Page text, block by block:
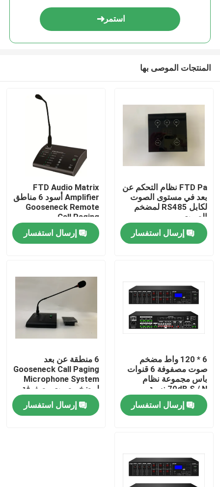
بيت
منتجات
معلومات عنا
جولة في المعمل
رقابة جودة
اتصل بنا
مضخم نظام PA
استمر
المنتجات الموصى بها
FTD Pa نظام التحكم عن
بعد في مستوى الصوت
لكابل RS485 لمضخم
الصوت
إرسال استفسار
FTD Audio Matrix
Amplifier أسود 6 مناطق
Gooseneck Remote
Call Paging
Microphone أسود
إرسال استفسار
6 * 120 واط مضخم
صوت مصفوفة 6 قنوات
باس مجموعة نظام
70dB S / N نسبة
إرسال استفسار
6 منطقة عن بعد
Gooseneck Call Paging
Microphone System
لمضخم صوت مصفوفة
إرسال استفسار